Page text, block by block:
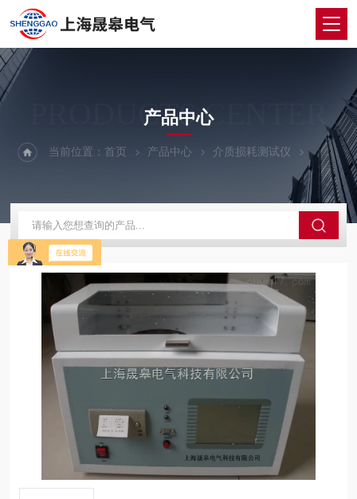
PRODUCTS CENTER
产品中心
当前位置：首页 产品中心 介质损耗测试仪 油介质